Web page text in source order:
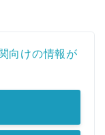
向けの情報が